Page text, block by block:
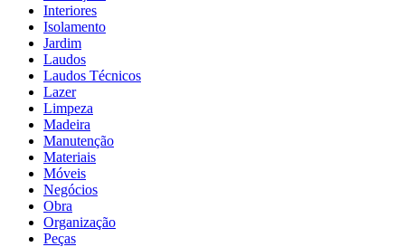
Interiores
Isolamento
Jardim
Laudos
Laudos Técnicos
Lazer
Limpeza
Madeira
Manutenção
Materiais
Móveis
Negócios
Obra
Organização
Peças